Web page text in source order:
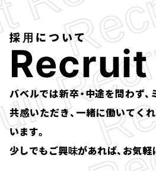
採用について
Recruit
バベルでは新卒・中途を問わず、
共感いただき、一緒に働いてく
います。
少しでもご興味があれば、お気軽